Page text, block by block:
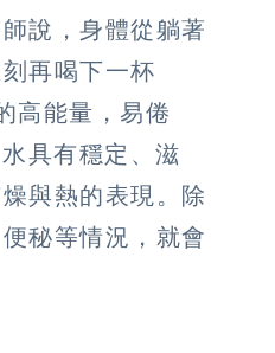
說，身體從躺著
再喝下一杯
高能量，易倦
具有穩定、滋
與熱的表現。除
秘等情況，就會